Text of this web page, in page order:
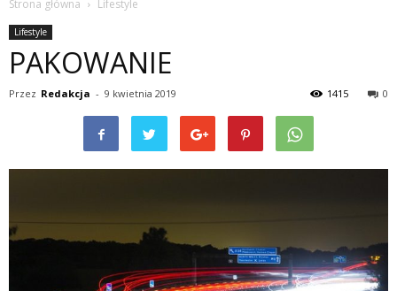
Strona główna Lifestyle
Lifestyle
PAKOWANIE
Przez Redakcja - 9 kwietnia 2019 0
1415